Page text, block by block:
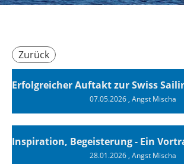
Zurück
07.05.2026, Angst Mischa
28.01.2026, Angst Mischa